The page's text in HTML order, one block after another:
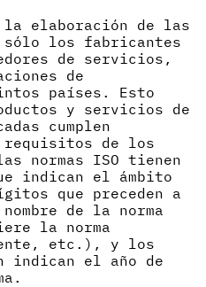
la elaboración de las
sólo los fabricantes
de servicios,
de
países. Esto
y servicios de
cumplen
requisitos de los
normas ISO tienen
indican el ámbito
que preceden a
de la norma
la norma
etc.), y los
indican el año de